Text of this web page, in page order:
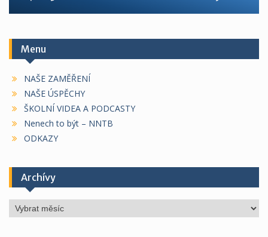
Menu
NAŠE ZAMĚŘENÍ
NAŠE ÚSPĚCHY
ŠKOLNÍ VIDEA A PODCASTY
Nenech to být – NNTB
ODKAZY
Archívy
Archívy